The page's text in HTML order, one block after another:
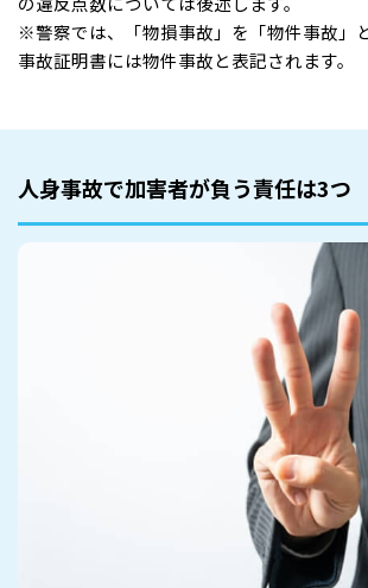
※警察では、「物損事故」を「物件事故」
事故証明書には物件事故と表記されます。
人身事故で加害者が負う責任は3つ